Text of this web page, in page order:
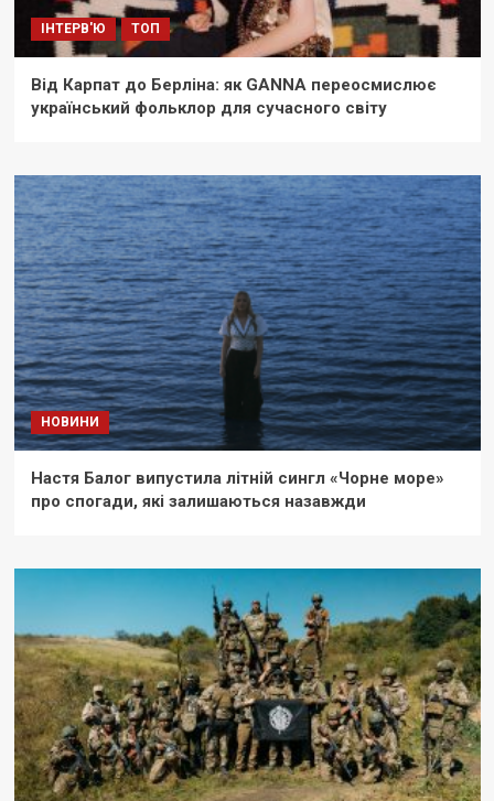
ІНТЕРВ'Ю ТОП
Від Карпат до Берліна: як GANNA переосмислює
український фольклор для сучасного світу
НОВИНИ
Настя Балог випустила літній сингл «Чорне море»
про спогади, які залишаються назавжди